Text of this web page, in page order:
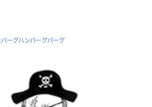
ーグハンバーグバーグ